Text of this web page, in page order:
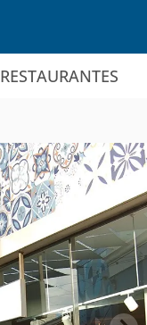
RESTAURANTES